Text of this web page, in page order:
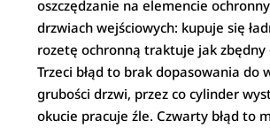
oszczędzanie na elemencie
drzwiach wejściowych: kupuje się
rozetę ochronną traktuje jak zbędny
Trzeci błąd to brak dopasowania do
grubości drzwi, przez co cylinder
okucie pracuje źle. Czwarty błąd to